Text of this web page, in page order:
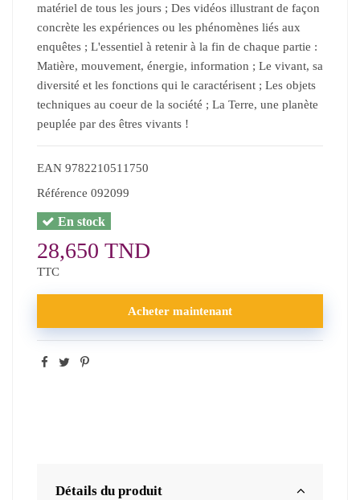
matériel de tous les jours ; Des vidéos illustrant de façon
concrète les expériences ou les phénomènes liés aux
enquêtes ; L'essentiel à retenir à la fin de chaque partie :
Matière, mouvement, énergie, information ; Le vivant, sa
diversité et les fonctions qui le caractérisent ; Les objets
techniques au coeur de la société ; La Terre, une planète
peuplée par des êtres vivants !
EAN 9782210511750
Référence 092099
En stock
28,650 TND
TTC
Acheter maintenant
Détails du produit